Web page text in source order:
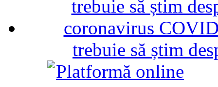
trebuie să știm